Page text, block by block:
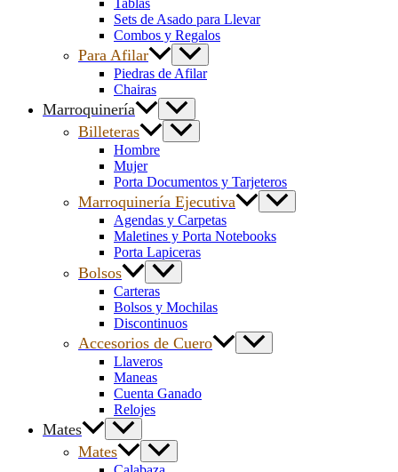
Tablas
Sets de Asado para Llevar
Combos y Regalos
Para Afilar
Piedras de Afilar
Chairas
Marroquinería
Billeteras
Hombre
Mujer
Porta Documentos y Tarjeteros
Marroquinería Ejecutiva
Agendas y Carpetas
Maletines y Porta Notebooks
Porta Lapiceras
Bolsos
Carteras
Bolsos y Mochilas
Discontinuos
Accesorios de Cuero
Llaveros
Maneas
Cuenta Ganado
Relojes
Mates
Mates